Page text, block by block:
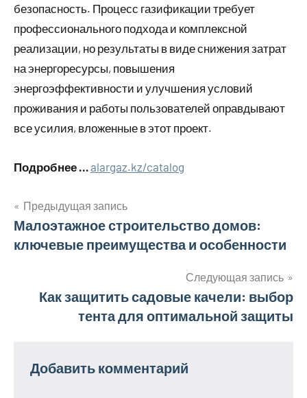
безопасность. Процесс газификации требует
профессионального подхода и комплексной
реализации, но результаты в виде снижения затрат
на энергоресурсы, повышения
энергоэффективности и улучшения условий
проживания и работы пользователей оправдывают
все усилия, вложенные в этот проект.
Подробнее … alargaz.kz/catalog
Навигация
по
Предыдущая запись
Малоэтажное строительство домов:
ключевые преимущества и особенности
Следующая запись
Как защитить садовые качели: выбор
тента для оптимальной защиты
Добавить комментарий